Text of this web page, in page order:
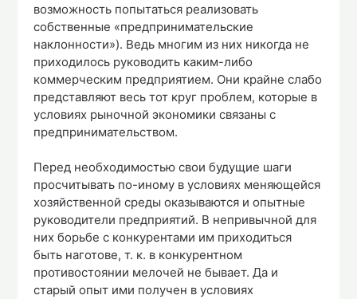
возможность попытаться реализовать
собственные «предпринимательские
наклонности»). Ведь многим из них никогда не
приходилось руководить каким-либо
коммерческим предприятием. Они крайне слабо
представляют весь тот круг проблем, которые в
условиях рыночной экономики связаны с
предпринимательством.
Перед необходимостью свои будущие шаги
просчитывать по-иному в условиях меняющейся
хозяйственной среды оказываются и опытные
руководители предприятий. В непривычной для
них борьбе с конкурентами им приходиться
быть наготове, т. к. в конкурентном
противостоянии мелочей не бывает. Да и
старый опыт ими получен в условиях